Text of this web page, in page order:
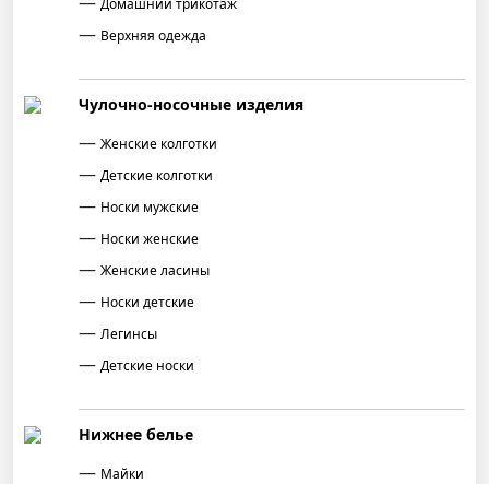
Домашний трикотаж
Верхняя одежда
Чулочно-носочные изделия
Женские колготки
Детские колготки
Носки мужские
Носки женские
Женские ласины
Носки детские
Легинсы
Детские носки
Нижнее белье
Майки